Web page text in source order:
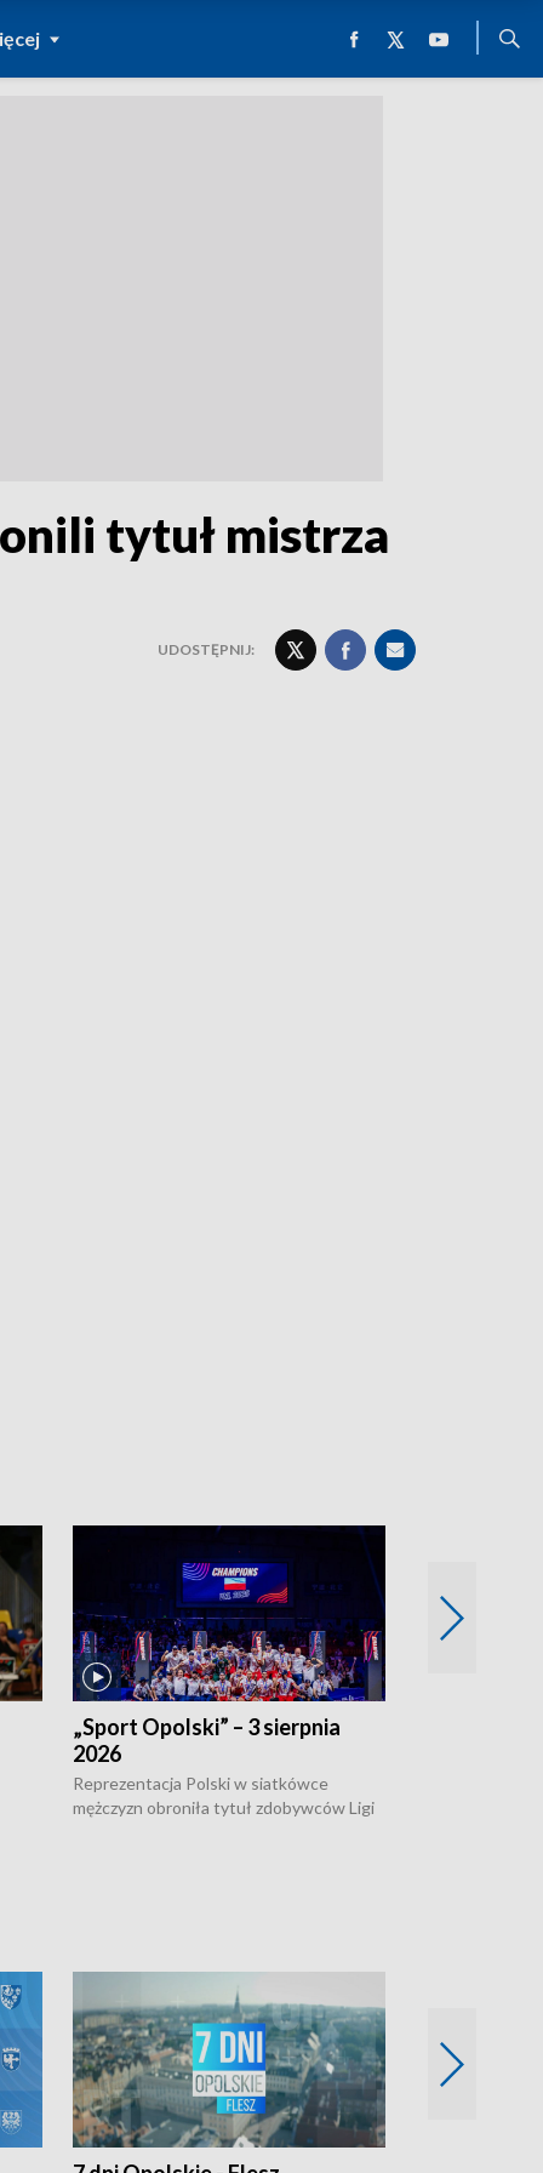
tytuł mistrza
UDOSTĘPNIJ:
„Sport Opolski” – 3 sierpnia
2026
Reprezentacja Polski w siatkówce
mężczyzn obroniła tytuł zdobywców Ligi